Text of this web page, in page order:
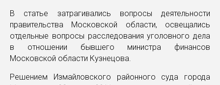
В статье затрагивались вопросы деятельности
правительства Московской области, освещались
отдельные вопросы расследования уголовного дела
в отношении бывшего министра финансов
Московской области Кузнецова.
Решением Измайловского районного суда города